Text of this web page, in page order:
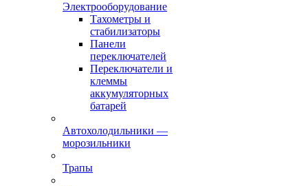
Электрооборудование
Тахометры и
стабилизаторы
Панели
переключателей
Переключатели и
клеммы
аккумуляторных
батарей
Автохолодильники —
морозильники
Трапы